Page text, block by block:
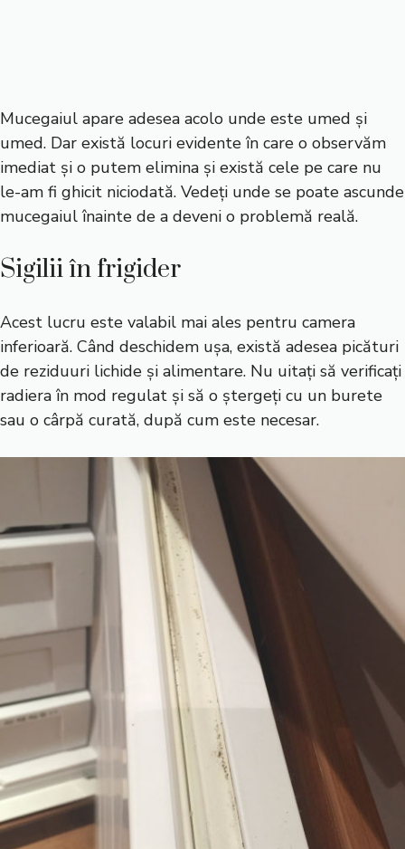
Mucegaiul apare adesea acolo unde este umed și
umed. Dar există locuri evidente în care o observăm
imediat și o putem elimina și există cele pe care nu
le-am fi ghicit niciodată. Vedeți unde se poate ascunde
mucegaiul înainte de a deveni o problemă reală.
Sigilii în frigider
Acest lucru este valabil mai ales pentru camera
inferioară. Când deschidem ușa, există adesea picături
de reziduuri lichide și alimentare. Nu uitați să verificați
radiera în mod regulat și să o ștergeți cu un burete
sau o cârpă curată, după cum este necesar.